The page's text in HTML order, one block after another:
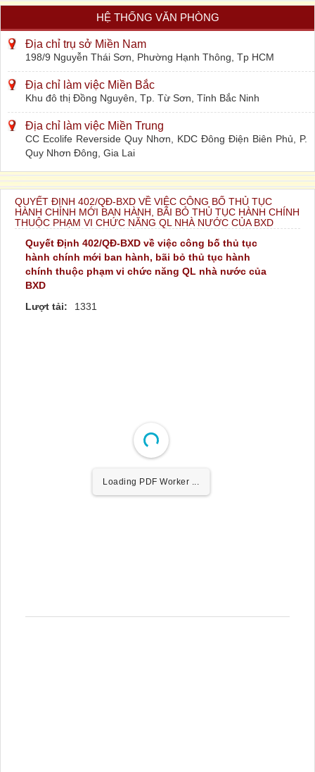
HỆ THỐNG VĂN PHÒNG
Địa chỉ trụ sở Miền Nam
198/9 Nguyễn Thái Sơn, Phường Hạnh Thông, Tp HCM
Địa chỉ làm việc Miền Bắc
Khu đô thị Đồng Nguyên, Tp. Từ Sơn, Tỉnh Bắc Ninh
Địa chỉ làm việc Miền Trung
CC Ecolife Reverside Quy Nhơn, KDC Đông Điện Biên Phủ, P.
Quy Nhơn Đông, Gia Lai
QUYẾT ĐỊNH 402/QĐ-BXD VỀ VIỆC CÔNG BỐ THỦ TỤC
HÀNH CHÍNH MỚI BAN HÀNH, BÃI BỎ THỦ TỤC HÀNH CHÍNH
THUỘC PHẠM VI CHỨC NĂNG QL NHÀ NƯỚC CỦA BXD
Quyết Định 402/QĐ-BXD về việc công bố thủ tục
hành chính mới ban hành, bãi bỏ thủ tục hành
chính thuộc phạm vi chức năng QL nhà nước của
BXD
Lượt tải:
1331
Loading PDF Worker ...